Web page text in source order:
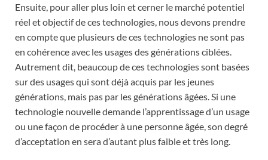
Ensuite, pour aller plus loin et cerner le marché potentiel
réel et objectif de ces technologies, nous devons prendre
en compte que plusieurs de ces technologies ne sont pas
en cohérence avec les usages des générations ciblées.
Autrement dit, beaucoup de ces technologies sont basées
sur des usages qui sont déjà acquis par les jeunes
générations, mais pas par les générations âgées. Si une
technologie nouvelle demande l’apprentissage d’un usage
ou une façon de procéder à une personne âgée, son degré
d’acceptation en sera d’autant plus faible et très long.